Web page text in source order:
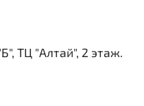
ТЦ "Алтай", 2 этаж.